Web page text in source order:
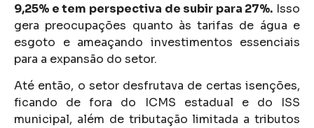
9,25% e tem perspectiva de subir para 27%. Isso
gera preocupações quanto às tarifas de água e
esgoto e ameaçando investimentos essenciais
para a expansão do setor.
Até então, o setor desfrutava de certas isenções,
ficando de fora do ICMS estadual e do ISS
municipal, além de tributação limitada a tributos